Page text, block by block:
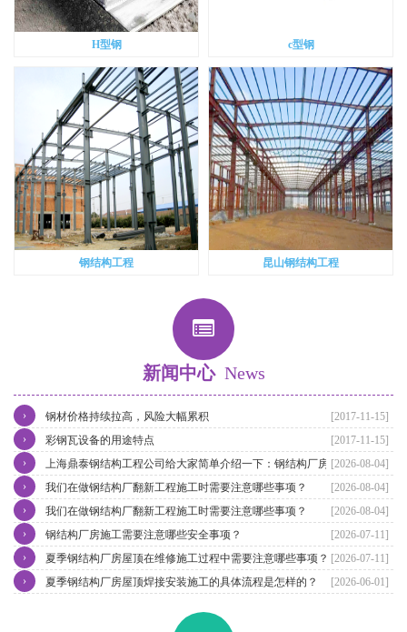
H型钢 c型钢
钢结构工程 昆山钢结构工程
新闻中心 News
[2017-11-15]
钢材价格持续拉高，风险大幅累积
›
[2017-11-15]
彩钢瓦设备的用途特点
›
[2026-08-04]
上海鼎泰钢结构工程公司给大家简单介绍一下：钢结构厂房翻新维修
›
[2026-08-04]
我们在做钢结构厂翻新工程施工时需要注意哪些事项？
›
[2026-08-04]
我们在做钢结构厂翻新工程施工时需要注意哪些事项？
›
[2026-07-11]
钢结构厂房施工需要注意哪些安全事项？
›
[2026-07-11]
夏季钢结构厂房屋顶在维修施工过程中需要注意哪些事项？
›
[2026-06-01]
夏季钢结构厂房屋顶焊接安装施工的具体流程是怎样的？
›